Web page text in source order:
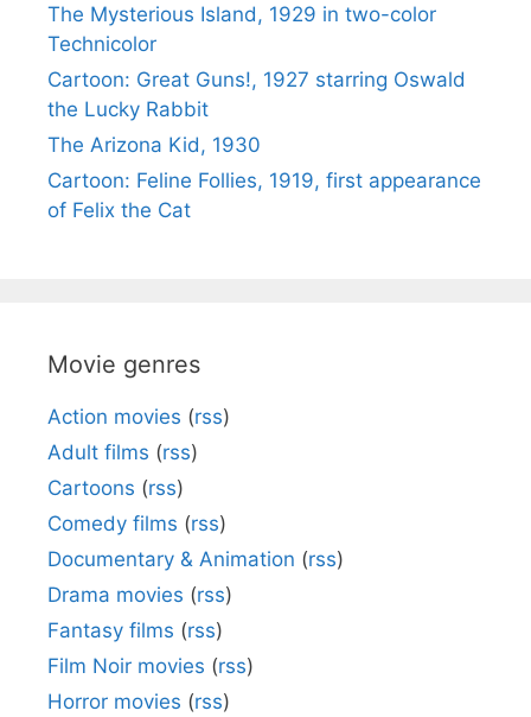
The Mysterious Island, 1929 in two-color
Technicolor
Cartoon: Great Guns!, 1927 starring Oswald
the Lucky Rabbit
The Arizona Kid, 1930
Cartoon: Feline Follies, 1919, first appearance
of Felix the Cat
Movie genres
Action movies (rss)
Adult films (rss)
Cartoons (rss)
Comedy films (rss)
Documentary & Animation (rss)
Drama movies (rss)
Fantasy films (rss)
Film Noir movies (rss)
Horror movies (rss)